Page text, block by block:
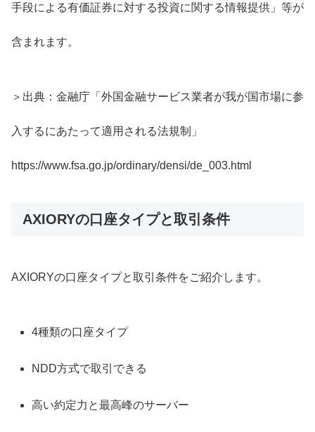
手段による有価証券に対する投資に関する情報提供」等が
含まれます。
＞出典：金融庁「外国金融サービス業者が我が国市場に参
入するにあたって適用される法規制」
https://www.fsa.go.jp/ordinary/densi/de_003.html
AXIORYの口座タイプと取引条件
AXIORYの口座タイプと取引条件をご紹介します。
4種類の口座タイプ
NDD方式で取引できる
高い約定力と最高峰のサーバー